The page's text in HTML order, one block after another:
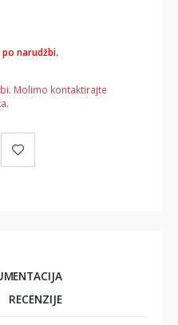
narudžbi.
Molimo kontaktirajte
RECENZIJE